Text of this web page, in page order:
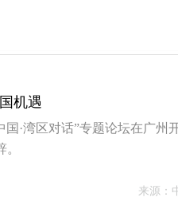
机遇
国·湾区对话”专题论坛在广
来源：